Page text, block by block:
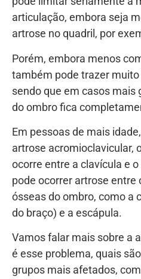
articulação, embora seja
artrose no quadril, por
Porém, embora menos
também pode trazer
sendo que em casos
do ombro fica
Em pessoas de mais
artrose acromioclavicular,
ocorre entre a clavícula e
pode ocorrer artrose entre
ósseas do ombro, como a
do braço) e a escápula.
Vamos falar mais sobre a
é esse problema, quais
grupos mais afetados,